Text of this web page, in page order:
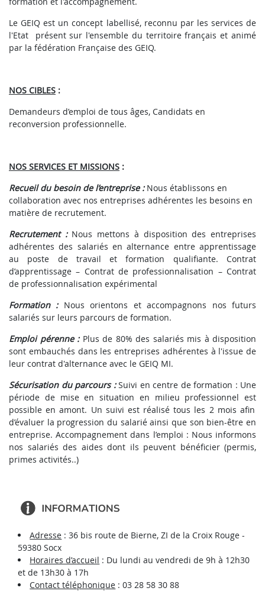
Le GEIQ est un concept labellisé, reconnu par les services de
l'Etat présent sur l'ensemble du territoirefrançais et animé
par la fédération Française des GEIQ.
NOS CIBLES :
Demandeurs d’emploi de tous âges, Candidats en
reconversion professionnelle.
NOS SERVICES ET MISSIONS :
Recueil du besoin de l’entreprise : Nous établissons en
collaboration avec nos entreprises adhérentes les besoins en
matière de recrutement.
Recrutement :Nous mettons à disposition des entreprises
adhérentes des salariés en alternance entre apprentissage
au poste de travail et formation qualifiante. Contrat
d’apprentissage – Contrat de professionnalisation – Contrat
de professionnalisation expérimental
Formation : Nous orientons et accompagnons nos futurs
salariés sur leurs parcours de formation.
Emploi pérenne :Plus de 80% des salariés mis à disposition
sont embauchés dans les entreprises adhérentes à l'issue de
leur contrat d'alternance avec le GEIQ MI.
Sécurisation du parcours : Suivi en centre de formation : Une
période de mise en situation en milieu professionnel est
possible en amont. Un suivi est réalisé tous les 2 mois afin
d’évaluer la progression du salarié ainsi que son bien-être en
entreprise.Accompagnement dans l’emploi : Nous informons
nos salariés des aides dont ils peuvent bénéficier (permis,
primes activités..)
Adresse : 36 bis route de Bierne, ZI de la Croix Rouge -
59380 Socx
Horaires d’accueil : Du lundi au vendredi de 9h à 12h30
et de 13h30 à 17h
Contact téléphonique : 03 28 58 30 88